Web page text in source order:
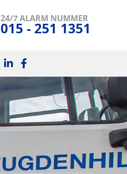
24/7 ALARM NUMMER
015 - 251 1351